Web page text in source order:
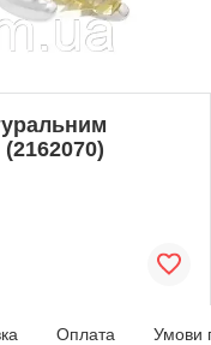
Оплата Умови